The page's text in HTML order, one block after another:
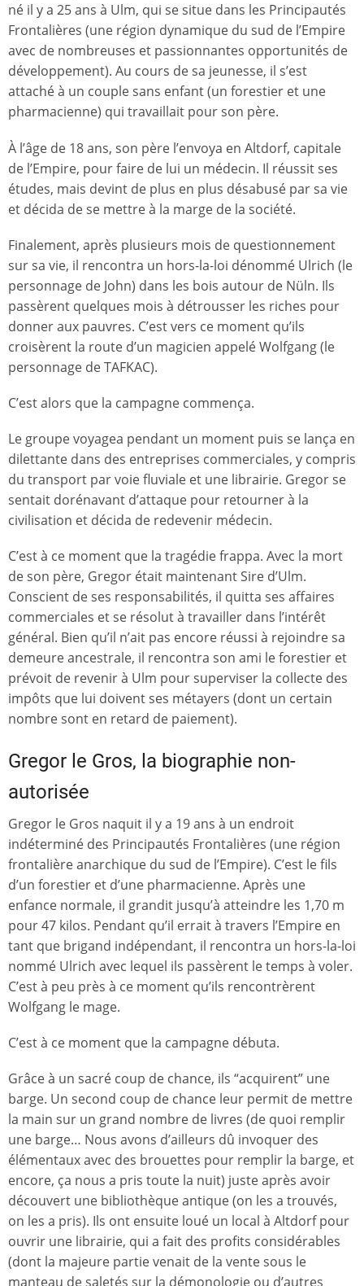
né il y a 25 ans à Ulm, qui se situe dans les Principautés
Frontalières (une région dynamique du sud de l’Empire
avec de nombreuses et passionnantes opportunités de
développement). Au cours de sa jeunesse, il s’est
attaché à un couple sans enfant (un forestier et une
pharmacienne) qui travaillait pour son père.
À l’âge de 18 ans, son père l’envoya en Altdorf, capitale
de l’Empire, pour faire de lui un médecin. Il réussit ses
études, mais devint de plus en plus désabusé par sa vie
et décida de se mettre à la marge de la société.
Finalement, après plusieurs mois de questionnement
sur sa vie, il rencontra un hors-la-loi dénommé Ulrich (le
personnage de John) dans les bois autour de Nüln. Ils
passèrent quelques mois à détrousser les riches pour
donner aux pauvres. C’est vers ce moment qu’ils
croisèrent la route d’un magicien appelé Wolfgang (le
personnage de TAFKAC).
C’est alors que la campagne commença.
Le groupe voyagea pendant un moment puis se lança en
dilettante dans des entreprises commerciales, y compris
du transport par voie fluviale et une librairie. Gregor se
sentait dorénavant d’attaque pour retourner à la
civilisation et décida de redevenir médecin.
C’est à ce moment que la tragédie frappa. Avec la mort
de son père, Gregor était maintenant Sire d’Ulm.
Conscient de ses responsabilités, il quitta ses affaires
commerciales et se résolut à travailler dans l’intérêt
général. Bien qu’il n’ait pas encore réussi à rejoindre sa
demeure ancestrale, il rencontra son ami le forestier et
prévoit de revenir à Ulm pour superviser la collecte des
impôts que lui doivent ses métayers (dont un certain
nombre sont en retard de paiement).
Gregor le Gros, la biographie non-
autorisée
Gregor le Gros naquit il y a 19 ans à un endroit
indéterminé des Principautés Frontalières (une région
frontalière anarchique du sud de l’Empire). C’est le fils
d’un forestier et d’une pharmacienne. Après une
enfance normale, il grandit jusqu’à atteindre les 1,70 m
pour 47 kilos. Pendant qu’il errait à travers l’Empire en
tant que brigand indépendant, il rencontra un hors-la-loi
nommé Ulrich avec lequel ils passèrent le temps à voler.
C’est à peu près à ce moment qu’ils rencontrèrent
Wolfgang le mage.
C’est à ce moment que la campagne débuta.
Grâce à un sacré coup de chance, ils “acquirent” une
barge. Un second coup de chance leur permit de mettre
la main sur un grand nombre de livres (de quoi remplir
une barge… Nous avons d’ailleurs dû invoquer des
élémentaux avec des brouettes pour remplir la barge, et
encore, ça nous a pris toute la nuit) juste après avoir
découvert une bibliothèque antique (on les a trouvés,
on les a pris). Ils ont ensuite loué un local à Altdorf pour
ouvrir une librairie, qui a fait des profits considérables
(dont la majeure partie venait de la vente sous le
manteau de saletés sur la démonologie ou d’autres